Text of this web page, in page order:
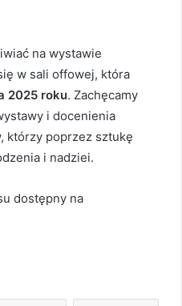
na wystawie
w sali offowej, która
2025 roku. Zachęcamy
i docenienia
którzy poprzez sztukę
i nadziei.
dostępny na